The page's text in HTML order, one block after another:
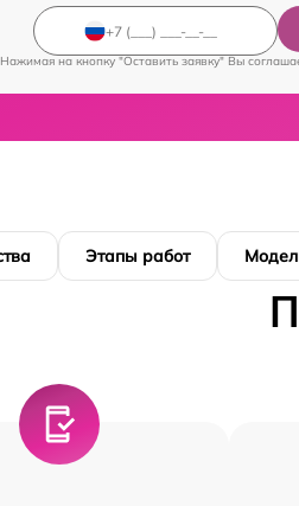
Нажимая на кнопку "Оставить заявку" Вы
Этапы работ